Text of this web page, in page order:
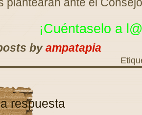
¡Cuéntaselo a
byampatapia
respuesta